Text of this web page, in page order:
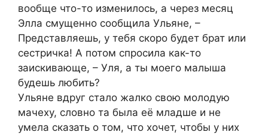
вообще что-то изменилось, а через месяц
Элла смущенно сообщила Ульяне, –
Представляешь, у тебя скоро будет брат или
сестричка! А потом спросила как-то
заискивающе, – Уля, а ты моего малыша
будешь любить?
Ульяне вдруг стало жалко свою молодую
мачеху, словно та была её младше и не
умела сказать о том, что хочет, чтобы у них